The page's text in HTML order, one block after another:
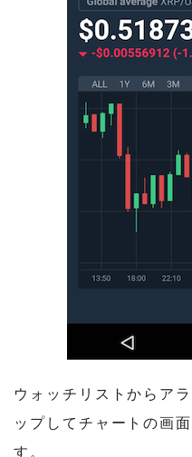
ウォッチリストからア
ップしてチャートの画
す。